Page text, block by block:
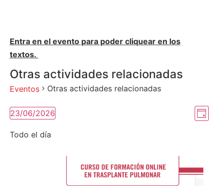
Entra en el evento para poder cliquear en los
textos.
Otras actividades relacionadas
Eventos Otras actividades relacionadas
Día
23/06/2026
la
fecha.
Todo el día